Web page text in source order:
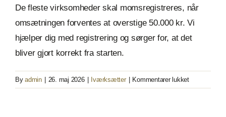
De fleste virksomheder skal momsregistreres, når
omsætningen forventes at overstige 50.000 kr. Vi
hjælper dig med registrering og sørger for, at det
bliver gjort korrekt fra starten.
Byadmin 26. maj 2026 Iværksætter Kommentarer lukkettil
Hvornår